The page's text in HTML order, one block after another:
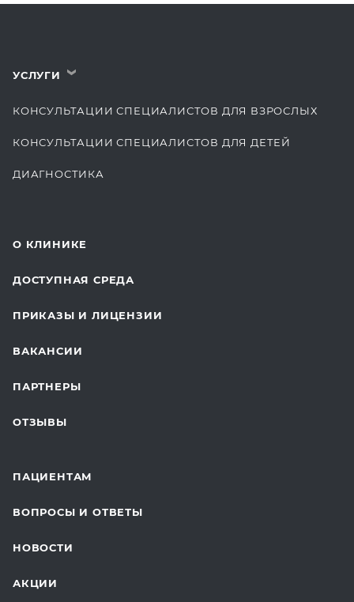
УСЛУГИ ›
КОНСУЛЬТАЦИИ СПЕЦИАЛИСТОВ ДЛЯ ВЗРОСЛЫХ
КОНСУЛЬТАЦИИ СПЕЦИАЛИСТОВ ДЛЯ ДЕТЕЙ
ДИАГНОСТИКА
ЛАБОРАТОРНЫЕ ИССЛЕДОВАНИЯ
ДЛЯ БУДУЩИХ МАМ
О КЛИНИКЕ
ДОСТУПНАЯ СРЕДА
ПРИКАЗЫ И ЛИЦЕНЗИИ
ВАКАНСИИ
ПАРТНЕРЫ
ОТЗЫВЫ
ПАЦИЕНТАМ
ВОПРОСЫ И ОТВЕТЫ
НОВОСТИ
АКЦИИ